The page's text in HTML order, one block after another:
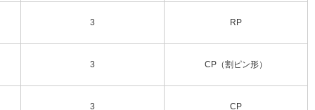
3 RP
3 CP（割ピン形）
3 CP